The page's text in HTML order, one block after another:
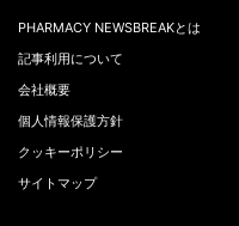
PHARMACY NEWSBREAKとは
記事利用について
会社概要
個人情報保護方針
クッキーポリシー
サイトマップ